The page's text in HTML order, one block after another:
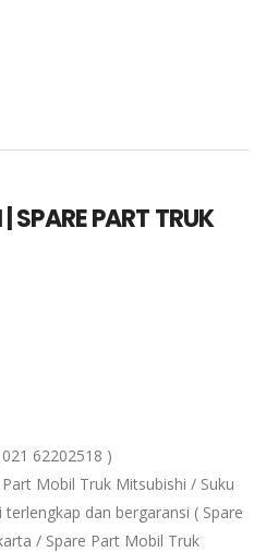
SPARE PART TRUK
62202518 )
Mobil Truk Mitsubishi / Suku
dan bergaransi ( Spare
/ Spare Part Mobil Truk